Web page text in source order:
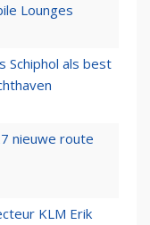
Lounges
Schiphol als best
nieuwe route
KLM Erik